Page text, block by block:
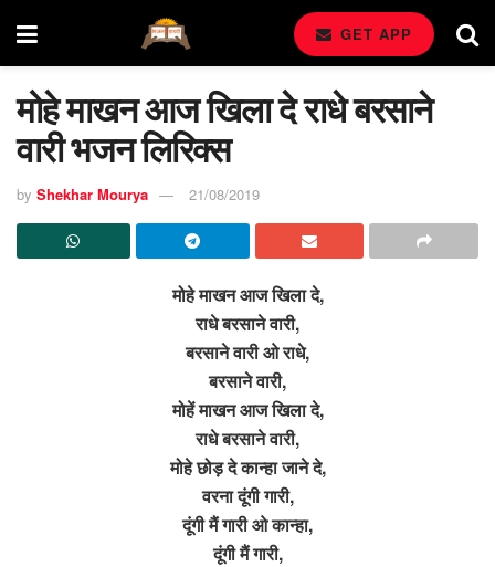
GET APP
मोहे माखन आज खिला दे राधे बरसाने
वारी भजन लिरिक्स
by Shekhar Mourya 21/08/2019
मोहे माखन आज खिला दे,
राधे बरसाने वारी,
बरसाने वारी ओ राधे,
बरसाने वारी,
मोहें माखन आज खिला दे,
राधे बरसाने वारी,
मोहे छोड़ दे कान्हा जाने दे,
वरना दूंगी गारी,
दूंगी मैं गारी ओ कान्हा,
दूंगी मैं गारी,